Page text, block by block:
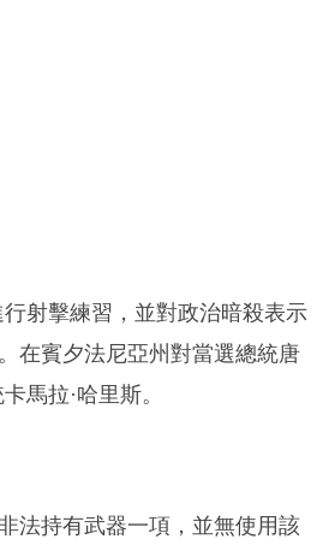
射擊練習，並對政治暗殺表示
在賓夕法尼亞州對當選總統唐
馬拉·哈里斯。
法持有武器一項，並無使用該